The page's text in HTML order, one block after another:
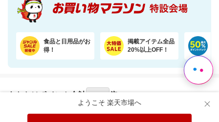
ようこそ 楽天市場へ
食品と日用品がお
得！
掲載アイテム全品
20%以上OFF！
あなたはポイント 合計 倍